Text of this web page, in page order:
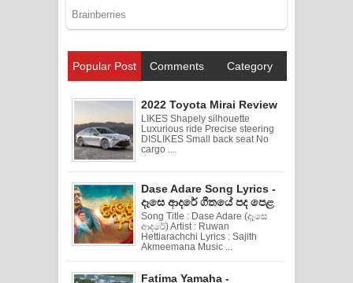
Popular Post Comments Category
2022 Toyota Mirai Review
LIKES Shapely silhouette
Luxurious ride Precise steering
DISLIKES Small back seat No
cargo ...
Dase Adare Song Lyrics -
දෑසෙ ආදරේ ගීතයේ පද පෙළ
Song Title : Dase Adare (දෑසෙ
ආදරේ) Artist : Ruwan
Hettiarachchi Lyrics : Sajith
Akmeemana Music ...
Fatima Yamaha -